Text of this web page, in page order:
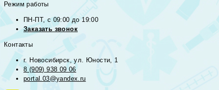
Режим работы
ПН-ПТ, с 09:00 до 19:00
Заказать звонок
Контакты
г. Новосибирск, ул. Юности, 1
8 (909) 938 09 06
portal.03@yandex.ru